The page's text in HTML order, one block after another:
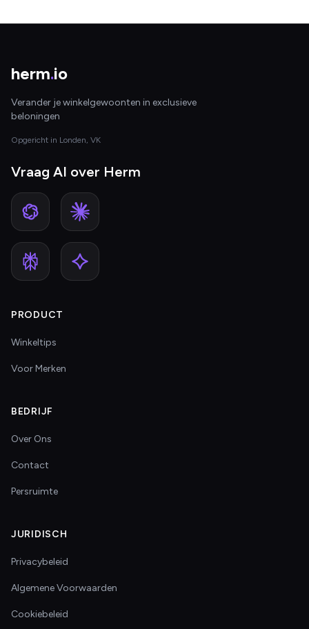
herm.io
Verander je winkelgewoonten in exclusieve
beloningen
Opgericht in Londen, VK
Vraag AI over Herm
PRODUCT
Winkeltips
Voor Merken
BEDRIJF
Over Ons
Contact
Persruimte
JURIDISCH
Privacybeleid
Algemene Voorwaarden
Cookiebeleid